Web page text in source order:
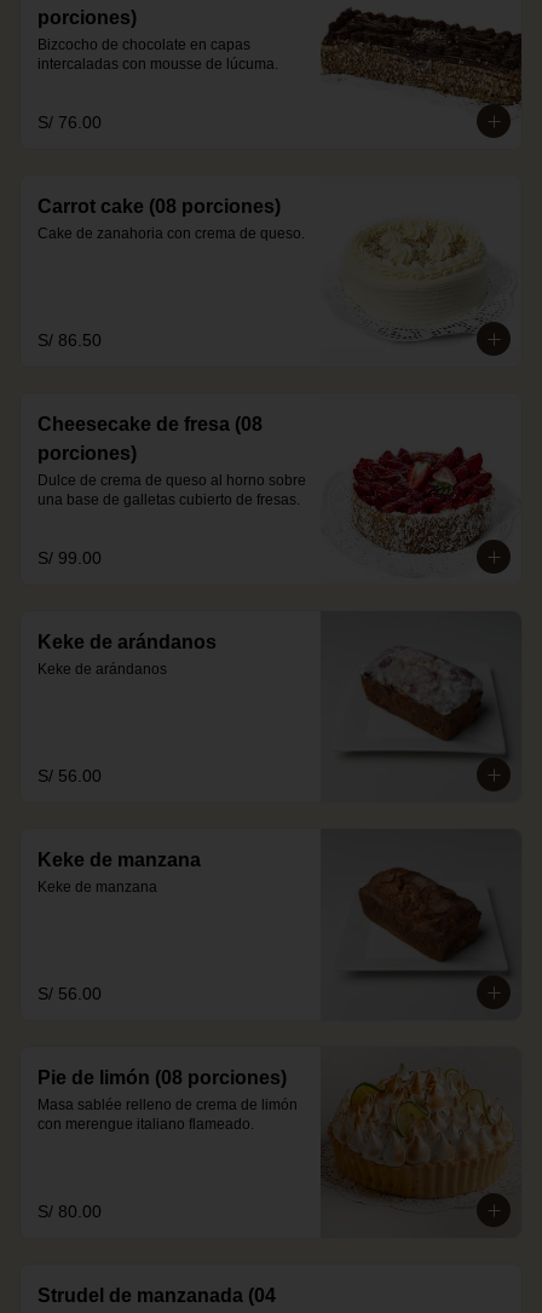
porciones)
Bizcocho de chocolate en capas
intercaladas con mousse de lúcuma.
S/ 76.00
Carrot cake (08 porciones)
Cake de zanahoria con crema de queso.
S/ 86.50
Cheesecake de fresa (08
porciones)
Dulce de crema de queso al horno sobre
una base de galletas cubierto de fresas.
S/ 99.00
Keke de arándanos
Keke de arándanos
S/ 56.00
Keke de manzana
Keke de manzana
S/ 56.00
Pie de limón (08 porciones)
Masa sablée relleno de crema de limón
con merengue italiano flameado.
S/ 80.00
Strudel de manzanada (04